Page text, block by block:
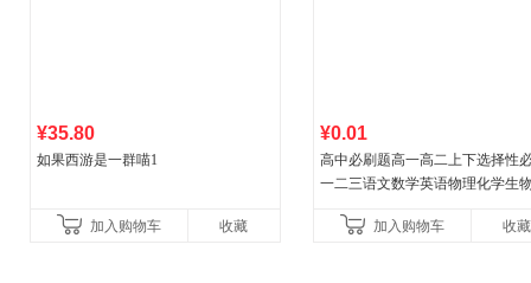
¥35.80
如果西游是一群喵1
加入购物车 收藏
¥0.01
高中必刷题高一高二上下选择性
一二三语文数学英语物理化学生
教辅资料加入购物车 收藏